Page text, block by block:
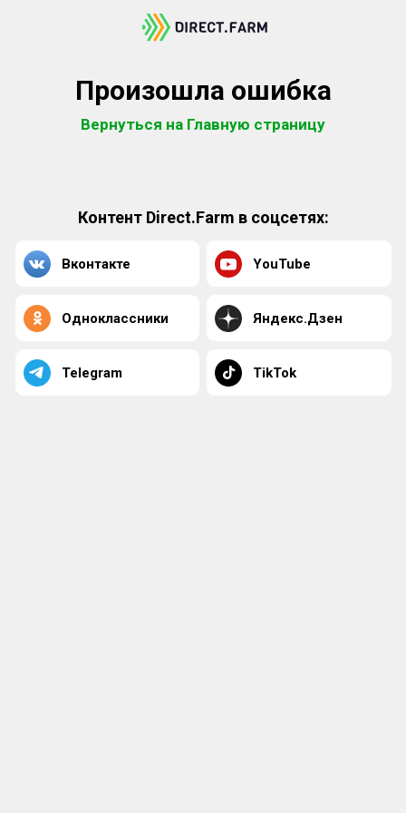
Произошла ошибка
Вернуться на Главную страницу
Контент Direct.Farm в соцсетях:
Вконтакте YouTube
Одноклассники Яндекс.Дзен
Telegram TikTok